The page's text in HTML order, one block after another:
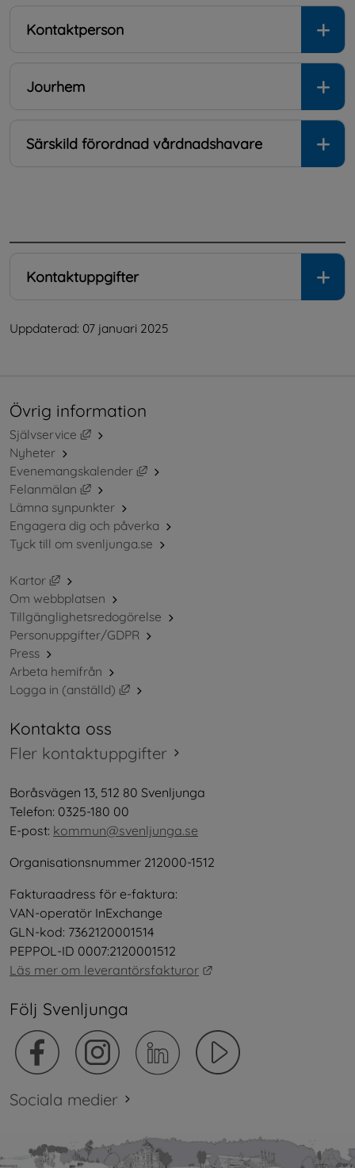
Kontaktperson
Jourhem
Särskild förordnad vårdnadshavare
Kontaktuppgifter
Uppdaterad: 07 januari 2025
Övrig information
Självservice
Länk till annan webbplats, öppnas i nytt fönster.
Nyheter
Evenemangskalender
Länk till annan webbplats, öppnas i
Felanmälan
Länk till annan webbplats, öppnas i nytt fönster.
Lämna synpunkter
Engagera dig och påverka
Tyck till om svenljunga.se
Kartor
Länk till annan webbplats, öppnas i nytt fönster.
Om webbplatsen
Tillgänglighetsredogörelse
Personuppgifter/GDPR
Press
Arbeta hemifrån
Logga in (anställd)
Länk till annan webbplats, öppnas i nytt
Kontakta oss
Fler kontaktuppgifter
Boråsvägen 13, 512 80 Svenljunga
Telefon: 0325-180 00
E-post: kommun@svenljunga.se
Organisationsnummer 212000-1512
Fakturaadress för e-faktura:
VAN-operatör InExchange
GLN-kod: 7362120001514
PEPPOL-ID 0007:2120001512
Läs mer om leverantörsfakturor
Följ Svenljunga
Sociala medier